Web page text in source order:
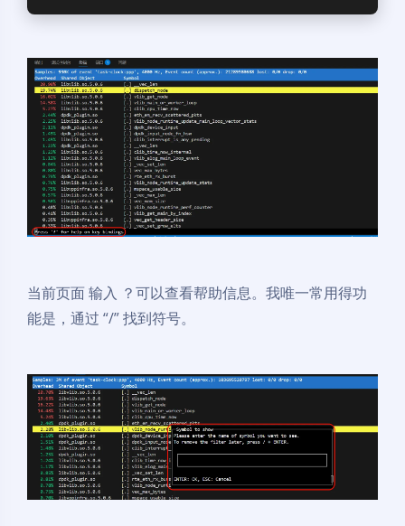
当前页面 输入 ？可以查看帮助信息。我唯一常用得功
能是，通过 “/” 找到符号。